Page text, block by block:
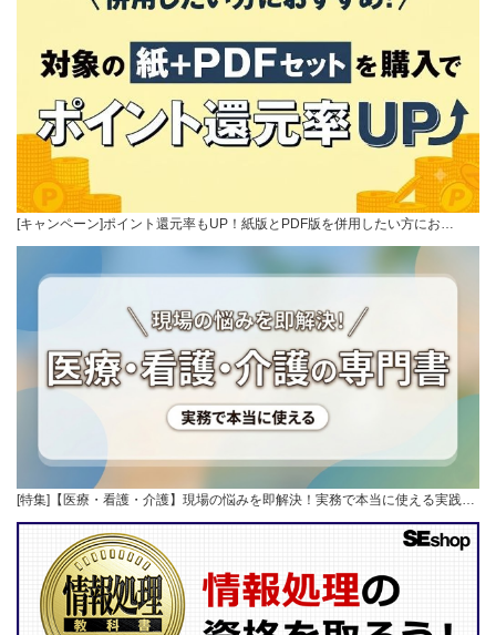
[キャンペーン]ポイント還元率もUP！紙版とPDF版を併用したい方にお…
[特集]【医療・看護・介護】現場の悩みを即解決！実務で本当に使える実践…